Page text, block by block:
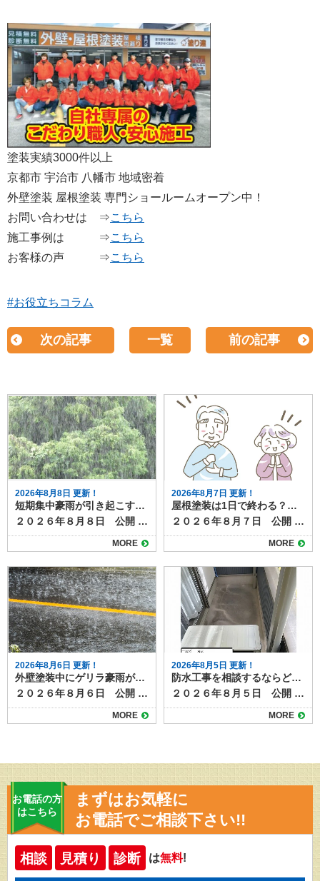
塗装実績3000件以上
京都市 宇治市 八幡市 地域密着
外壁塗装 屋根塗装 専門ショールームオープン中！
お問い合わせは ⇒こちら
施工事例は ⇒こちら
お客様の声 ⇒こちら
#お役立ちコラム
次の記事 一覧 前の記事
2026年8月8日 更新！
短期集中豪雨が引き起こす雨漏りリスクと劣化症状
２０２６年８月８日 公開 近年、夏場を中心にゲリラ豪雨や短期集中豪雨が増加しています。突然の強い雨は、普段は問題のない屋根や外壁でも、雨漏りを引き起こすきっかけになることがあります。 ここでは、豪雨による雨漏りの仕組みと、事前にチェックすべき劣化症状、そして台風との違いや被害パターンについて解説します。 目次豪雨が雨漏りを悪化させる理由台風と豪雨の違いと被害パターン雨漏りを招く劣化症状屋根材のひび割れや欠け棟板金や金属部分の浮き外壁のクラック（ひび）シーリング（コーキング）の剥がれや硬化屋上やベランダ防水層の劣化豪雨後にチェックすべきサイン集中豪雨の季節が来る前にお家の点検を 豪雨が雨漏りを悪化させる理由 短時間に大量の雨が降ると、通常の排水機能では処理しきれず長時間同じ場所に水がとどまるため、屋根や外壁の隙間から水が侵入しやすくなります。 さらに、風を伴う豪雨では雨水が横から吹き込み、普段は濡れない箇所にまで到達することもあります。その結果、軽微なひび割れやコーキングの劣化が一気に雨漏りへと発展する可能性が高まります。 台風と豪雨の違いと被害パターン 台風は長時間にわたり強い風雨が続くため、屋根材の飛散や外壁材の破損など、構造的な被害が出やすい傾向があります。 一方、短期集中豪雨は局地的かつ短時間で大量の雨を降らせるため、排水不良や小さな隙間からの水の侵入が主な原因になります。 つまり、台風は「風＋雨」で大きな破損をもたらし、豪雨は「水量」によって既存の弱点を突くのが特徴です。 雨漏りを招く劣化症状 豪雨時に雨漏りが発生しやすいのは、以下のような劣化症状が見られます。ゲリラ豪雨や台風時期が到来する前に今一度確認しましょう。 屋根材のひび割れや欠け 瓦やスレートの割れ目から水が浸入し、下地を傷めます。 棟板金や金属部分の浮き 風雨の影響で金属部が浮き上がり、雨水が入り込む経路になります。 外壁のクラック（ひび） 0.3mm程度の細いひびでも、豪雨時には水が勢いよく侵入します。 シーリング（コーキング）の剥がれや硬化 窓枠や外壁のつなぎ目の防水材が劣化すると、隙間から水が入りやすくなります。 屋上やベランダ防水層の劣化 防水層のひびや剥がれは、豪雨で一気に雨漏りを悪化させます。 豪雨後にチェックすべきサイン 短期集中豪雨の後、以下のような症状が見られる場合は、すでに雨水が内部に侵入し雨漏りが進行している可能性があります。 天井や壁のシミ クロスや壁紙の浮き・剥がれ 室内のカビ臭 屋根裏の湿気や濡れ跡 雨漏りは勝手に直ることはありません。放置すると、木材の腐食や断熱材の劣化が進行し、お家の耐久性に影響が出たり、腐食部材の修理費が高額になったりと、お家にとって多くのデメリットとリスクがあります。 集中豪雨の季節が来る前にお家の点検を 短期集中豪雨は、わずかな劣化でも雨漏りを引き起こす危険性があります。台風のような大規模被害とは違い、小さな不具合を突く形で被害が広がるため、日頃の点検が欠かせません。屋根や外壁、シーリング、防水層の状態を定期的に確認し、早めの補修で豪雨被害を防ぎましょう。 塗り達では、雨漏り点検のほか、外壁や屋根の劣化診断・補修施工提案など随時承っています。 豪雨や台風の季節の前に一度お家の健康診断をしませんか？ご相談は下記よりお気軽にどうぞ
MORE
2026年8月7日 更新！
屋根塗装は1日で終わる？工事期間と注意点
２０２６年８月７日 公開 屋根塗装の工事について、「作業は何日かかるのか」「1日で終わるのか」が気になる方も多いでしょう。 たしかに工事期間が短ければうれしいかもしれませんが、きちんと施工できていなければ意味がありませんよね。 結論から言うと、屋根塗装をしっかりと行う場合、1日で完了することはほとんどありません。ここでは、屋根塗装の一般的な工程と日数、1日で終わらせる場合の条件や注意点を解説します。 目次屋根塗装の一般的な工期足場組立高圧洗浄下地処理・補修下塗り中塗り・上塗り仕上げ・点検・足場解体1日で終わる場合の条件無理に1日で終わらせるリスク塗膜の耐久性低下仕上がりのムラ屋根塗装は正しい施工で高品質メンテナンスになります 屋根塗装の一般的な工期 屋根塗装は下地処理から仕上げまで複数工程があり、通常は５〜7日程度かかります。工程は以下の通りです。 足場組立 屋根塗装は高所作業のため、必ず足場を組みます。足場組みは半日～１日で完了します。 高圧洗浄 屋根表面の汚れやコケ、古い塗膜を水圧で洗い落とします。洗浄後はしっかり乾燥させる必要があり、この時点で1日かかります。 下地処理・補修 ひび割れ補修や板金部分のケレン作業など、塗装前の準備を行います。屋根の大きさや劣化の程度によって作業量が異なりますか、およそ半日～１日かけて行います。 下塗り 塗料の密着性を高めるための下塗りを行います。乾燥時間は数時間〜1日必要です。 中塗り・上塗り 色付けと耐久性を高めるため、同じ塗料を2回塗り重ねます。塗り重ねの間にも乾燥時間を取ります。中塗り・上塗りともにしっかり乾燥時間を設けるので、最低でも２日以上はかかります。 仕上げ・点検・足場解体 塗り残しやムラのチェック、清掃などを行って完了です。 1日で終わる場合の条件 前項で見てきたように、屋根塗装の一般的な工程をすべて踏むとすると、１日で作業が終わることはありません。 部分補修のみなど特殊な条件の塗装であれば、1日で作業が終わるケースもあります。 ただし、これらはあくまで例外であり、耐久性や美観を長く保ちたい場合には不向きです。 無理に1日で終わらせるリスク 屋根塗装を早く終わらせたい！と無理やり１日で終わらせると次のようなリスク・デメリットがあります。 塗膜の耐久性低下 乾燥時間を十分に取らないと塗料の性能が発揮できず、剥がれやすくなります。グレードの高い塗料であれば耐久年数は２０年にもなりますが、施工不良によってわずか数年ではがれてきてしまうというケースも。 仕上がりのムラ 急いで塗ることで塗りムラや厚み不足が起こりやすくなります。厚み不足は塗膜が均一でない証拠なので、部分的に早く劣化したり、美観性が損なわれたりする原因になります。 屋根塗装は正しい施工で高品質メンテナンスになります 屋根塗装は品質を守るために、基本的には数日かけて行うのが理想です。1日で終わらせることは可能な場合もありますが、その多くは部分塗装や応急処置に限られます。長持ちする塗装を求めるなら、日数に余裕を持ち、しっかりと工程を踏む業者を選びましょう。 塗り達では、各工程を写真におさめ、正しい施工を遵守しています。高品質な屋根塗装なら塗り達にお任せください！
MORE
2026年8月6日 更新！
外壁塗装中にゲリラ豪雨が降ったら？工事への影響と対応方法
２０２６年８月６日 公開 夏場を中心に増えているゲリラ豪雨は、外壁塗装工事にも大きな影響を与えます。 短時間で強い雨が降ると、塗料の仕上がり不良や工期の延長につながるため、現場では慎重な判断が求められます。 本記事では、突然の雨が外壁塗装工事に与える影響と、業者が行う対策について解説します。 目次ゲリラ豪雨が工事に与える影響塗料の密着不良色ムラや白化現象工期の延長施工業者が行う雨対策天気予報の細かなチェック塗装前の作業判断養生やシートでの防護工事中にゲリラ豪雨が降った場合の流れ施主ができる心構えまとめ ゲリラ豪雨が工事に与える影響 工事中のゲリラ豪雨が与える仕上がりや耐久性への影響を確認しておきましょう。 塗料の密着不良 塗装面が濡れた状態で塗料が付着すると、乾燥後に剥がれやすくなります。特に下塗り前や塗料の乾燥途中に雨が降ると、仕上がりや耐久性に影響します。 色ムラや白化現象 塗料が完全に乾く前に雨水が付着すると、表面が白っぽく濁ったり色ムラが発生します。この状態になると塗り直しが必要です。 工期の延長 ゲリラ豪雨は予測が難しいため、作業を中断したり翌日以降に工程をずらすことがあります。乾燥時間の確保も必要なため、予定より工期が伸びる場合があります。 施工業者が行う雨対策 塗装工事の施工業者は、天気予報によって、 ①雨が降り出すまで作業し、降ってきたらすぐに中断する ②１日中降りそうなので、最初から今日の作業を中止する のいずれかの判断をします。 ゲリラ豪雨などお天気の具合は、予報を見ていてもなかなか予測がつきづらいものですが、施工業者は事前に次のような対策を行って、急な雨に備えています。 天気予報の細かなチェック 近年は1時間単位のピンポイント予報が利用でき、工事前や休憩時間にも確認して作業スケジュールを調整します。 塗装前の作業判断 雨雲レーダーで豪雨の可能性が高い場合は、塗装工程を行わず、養生や下地調整など雨の影響を受けにくい作業に切り替えます。 養生やシートでの防護 作業中に急な雨が降った際は、足場のメッシュシートやビニールで塗装面を覆い、雨水の付着を防ぎます。 工事中にゲリラ豪雨が降った場合の流れ 塗装工事中にゲリラ豪雨に見舞われた場合には、次のように対応するのが一般的です。 作業を即時中断し、塗装面を雨から守る 雨が止んだら塗装面の水分を拭き取り、乾燥を確認 必要に応じて、部分的に再塗装を実施 乾燥状態が確保できない場合は翌日以降に作業を延期 塗料は余分な水分が混ざると耐久性や仕上がりに影響ができます。乾燥前に雨にあたらないようにすることと、作業を再開する際には、雨の影響を確認し、必要に応じて再塗装するなど修正が必要になります。 乾燥時間をしっかりとり、次の工程に移るためにも、雨の日やその翌日はしっかりと時間をとりますので、工期が伸びることもあります。 施主ができる心構え ゲリラ豪雨に限らず、天候が塗装工事に与える影響について事前に知っておくと、不安にならずに過ごすことができます。 夏場や梅雨時期は、工期が天候に左右されやすいことを理解する 工期延長があっても無理に急がせず、品質重視で進めてもらう 工事前の打ち合わせで「雨天時の対応方針」を確認しておく など、「家の外の工事は天気次第。さらに塗装は雨の影響を受け耐久性や仕上がりにも影響がある」ことを知っておきましょう。 まとめ 外壁塗装は天候の影響を大きく受ける工事です。ゲリラ豪雨が発生すると作業が中断され、工期が延びることもありますが、品質を守るためには必要な判断です。信頼できる業者であれば、天候を見極めながら安全かつ丁寧に作業を進めてくれます。 雨天時の対応は、塗装工程の進み具合や、今どんなことを行っているかによっても個々のケースで異なります。 実際に工事をしている場合は、施工店に「雨の場合の作業はどうなるのか」事前に確認しておくとよいでしょう。
MORE
2026年8月5日 更新！
防水工事を相談するならどこに？状況別の相談先と選び方
２０２６年８月５日 公開 屋上やベランダの防水層が劣化すると、雨漏りや建物内部の腐食につながります。そのため定期的なメンテナンスや必要な補修工事が必要になりますが、いざ防水工事を検討するとなると、「どこに相談すればよいのか分からない」という方は多いのではないでしょうか。 スムーズで意味のある防水工事を行うためには、相談先の選び方も大切です。 今回は、防水工事の相談先とその特徴を整理します。 目次防水工事の主な相談先防水工事専門業者外壁塗装・屋根工事業者ハウスメーカー・工務店管理会社（マンション・アパートの場合）防水工事の状況別のおすすめ相談先戸建住宅で雨漏りが発生している場合外壁や屋根の塗装時期と重なっている場合新築から数年以内の場合マンションやアパートの屋上防水相談前に準備しておくこと防水工事のご相談は塗り達！ 防水工事の主な相談先 防水工事の施工ができる業者や相談できる先として、次のようなところがあげられます。 防水工事専門業者 最も直接的で専門的な知識を持っているのが防水工事専門業者です。ウレタン防水、シート防水、FRP防水など各工法の特徴や費用感、耐用年数を具体的に説明してもらえます。 また、現地調査後に複数の工法を比較提案してくれる業者も多く、選択肢を広く持てます。 外壁塗装・屋根工事業者 防水工事を取り扱う塗装店や屋根業者もあります。外壁や屋根のメンテナンスと同時に依頼できるため、足場の共用で費用を抑えられる場合があります。ただし、防水専門ではない場合もあるため、施工実績や担当職人の資格を確認しましょう。 ハウスメーカー・工務店 新築時に依頼したハウスメーカーや工務店も相談先のひとつです。もともとの施工方法や、下地の種類、過去の施工履歴を把握しているため、適切な修繕方法を提案してもらえる可能性があります。ただし、下請け業者を通すため中間マージンが発生し、費用が割高になることがあります。 管理会社（マンション・アパートの場合） 集合住宅であれば、施工店へ直接連絡せず、まずは管理会社や管理組合に相談するのが基本です。共用部分の防水工事は所有者単独では決定できないため、調査や見積もりの手配も管理会社が行います。 防水工事の状況別のおすすめ相談先 防水工事は全面改修や部分改修のほか、表面のトップコートだけ塗り替える場合、雨漏りしていて下地事取り換える必要がる場合など、様々なケースがあります。下記に、事例を挙げておススメの相談先をご紹介します。 戸建住宅で雨漏りが発生している場合 防水工事専門業者に直接相談し、現地調査で原因を特定してもらうのが早道です。防水工事の補修のほか、雨漏り補修が必要になります。雨漏り専門店なども相談先になるでしょう。 外壁や屋根の塗装時期と重なっている場合 外壁塗装業者や屋根工事業者にまとめて依頼すると、塗装用に組む足場を使えるのでコストダウンになります。塗装工事店でも防水工事を扱っている施工店があるので、確認してみましょう。 新築から数年以内の場合 保証期間内であればハウスメーカーに相談し、無償修繕が可能か確認します。防水工事は５～１０年ほどの耐久性があるため、築後数年であれば、初期不良の可能性があります。 マンションやアパートの屋上防水 管理会社・管理組合経由で計画的に工事を進める必要があります。一戸だけ部分的な補修が必要になるケースもあれば、建物全体で一度にメンテナンスした方がよい場合もあります。ベランダやバルコニーの防水面に不安があれば、直接施工店に相談せず、まずは管理組合などへ連絡してみましょう。 相談前に準備しておくこと 防水工事のメンテナンスを相談する際には次のようなことをまとめて準備しておくと話がスムーズになります。 雨漏りや水たまりなどの症状がいつから発生しているか 範囲や程度が分かる写真 過去の修繕履歴や保証書 特に、過去に修繕したことがある場合は契約書や見積書などを見せられるとよいでしょう。 防水工事のご相談は塗り達！ 防水工事の相談先は状況や建物の種類によって異なります。戸建住宅であれば防水専門業者や塗装店、集合住宅なら管理会社を通すのが基本です。 どこに相談する場合でも、複数社から見積もりを取り、提案内容や保証期間を比較検討することが、後悔しない防水工事につながります。 塗り達では、塗装工事に加えて防水工事の施工も行っています。塗装工事と一緒の施工も可能ですし、防水工事のみの工事も承ります。まずはお気軽にご相談ください。
MORE
お電話の方
はこちら
まずはお気軽に
お電話でご相談下さい!!
相談 見積り 診断 は無料!